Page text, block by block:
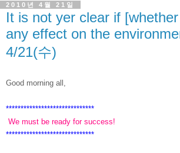
2010년 4월 21일
It is not yer clear if
any effect on the
4/21(수)
Good morning all,
******************************
We must be ready for success!
******************************